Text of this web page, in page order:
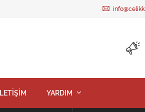
İLETİŞİM YARDIM